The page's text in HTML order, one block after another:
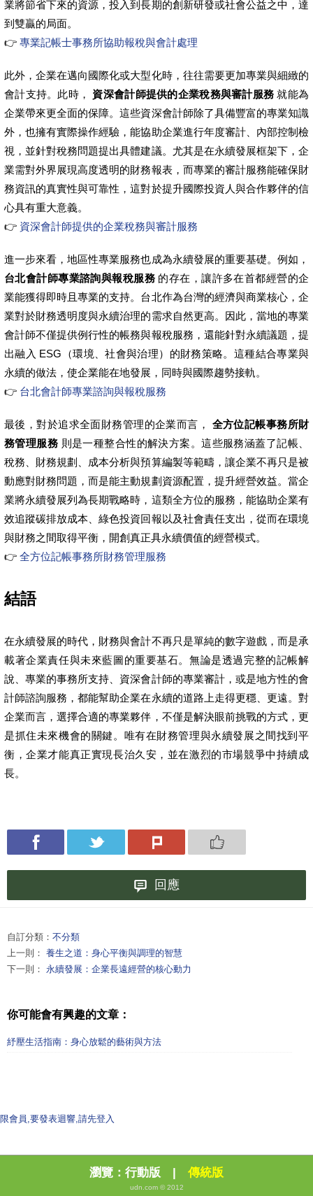
業將節省下來的資源，投入到長期的創新研發或社會公益之中，達
到雙贏的局面。
👉 專業記帳士事務所協助報稅與會計處理
此外，企業在邁向國際化或大型化時，往往需要更加專業與細緻的
會計支持。此時， 資深會計師提供的企業稅務與審計服務 就能為
企業帶來更全面的保障。這些資深會計師除了具備豐富的專業知識
外，也擁有實際操作經驗，能協助企業進行年度審計、內部控制檢
視，並針對稅務問題提出具體建議。尤其是在永續發展框架下，企
業需對外界展現高度透明的財務報表，而專業的審計服務能確保財
務資訊的真實性與可靠性，這對於提升國際投資人與合作夥伴的信
心具有重大意義。
👉 資深會計師提供的企業稅務與審計服務
進一步來看，地區性專業服務也成為永續發展的重要基礎。例如，
台北會計師專業諮詢與報稅服務 的存在，讓許多在首都經營的企
業能獲得即時且專業的支持。台北作為台灣的經濟與商業核心，企
業對於財務透明度與永續治理的需求自然更高。因此，當地的專業
會計師不僅提供例行性的帳務與報稅服務，還能針對永續議題，提
出融入 ESG（環境、社會與治理）的財務策略。這種結合專業與
永續的做法，使企業能在地發展，同時與國際趨勢接軌。
👉 台北會計師專業諮詢與報稅服務
最後，對於追求全面財務管理的企業而言， 全方位記帳事務所財
務管理服務 則是一種整合性的解決方案。這些服務涵蓋了記帳、
稅務、財務規劃、成本分析與預算編製等範疇，讓企業不再只是被
動應對財務問題，而是能主動規劃資源配置，提升經營效益。當企
業將永續發展列為長期戰略時，這類全方位的服務，能協助企業有
效追蹤碳排放成本、綠色投資回報以及社會責任支出，從而在環境
與財務之間取得平衡，開創真正具永續價值的經營模式。
👉 全方位記帳事務所財務管理服務
結語
在永續發展的時代，財務與會計不再只是單純的數字遊戲，而是承
載著企業責任與未來藍圖的重要基石。無論是透過完整的記帳解
說、專業的事務所支持、資深會計師的專業審計，或是地方性的會
計師諮詢服務，都能幫助企業在永續的道路上走得更穩、更遠。對
企業而言，選擇合適的專業夥伴，不僅是解決眼前挑戰的方式，更
是抓住未來機會的關鍵。唯有在財務管理與永續發展之間找到平
衡，企業才能真正實現長治久安，並在激烈的市場競爭中持續成
長。
回應
自訂分類： 不分類
上一則： 養生之道：身心平衡與調理的智慧
下一則： 永續發展：企業長遠經營的核心動力
你可能會有興趣的文章：
紓壓生活指南：身心放鬆的藝術與方法
限會員,要發表迴響,請先登入
瀏覽： 行動版 傳統版
udn.com © 2012